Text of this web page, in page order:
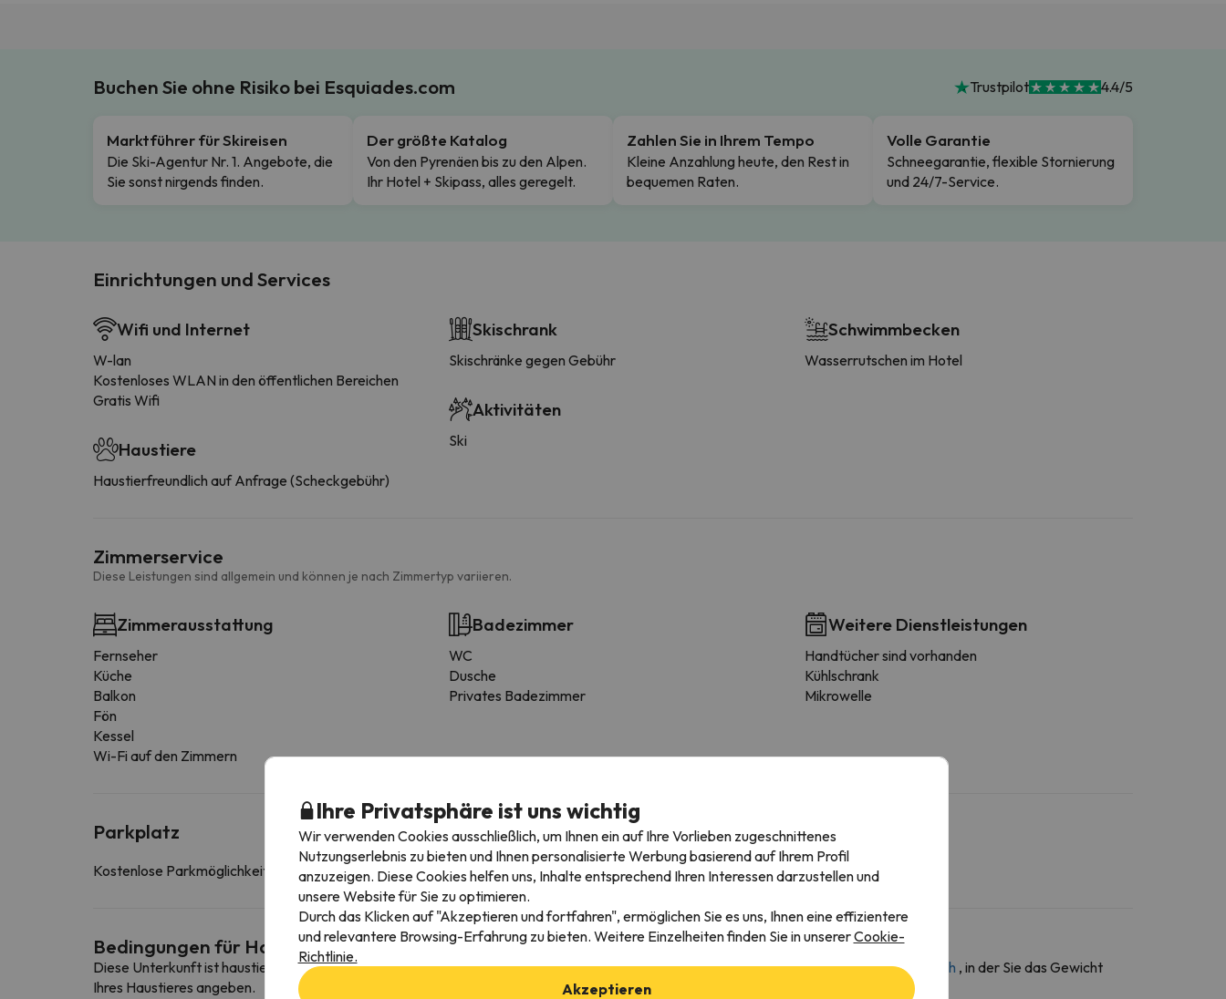
Buchen Sie ohne Risiko bei Esquiades.com Trustpilot 4.4/5
Marktführer für Skireisen
Die Ski-Agentur Nr. 1. Angebote, die
Sie sonst nirgends finden.
Der größte Katalog
Von den Pyrenäen bis zu den Alpen.
Ihr Hotel + Skipass, alles geregelt.
Zahlen Sie in Ihrem Tempo
Kleine Anzahlung heute, den Rest in
bequemen Raten.
Volle Garantie
Schneegarantie, flexible Stornierung
und 24/7-Service.
Einrichtungen und Services
Wifi und Internet
W-lan
Kostenloses WLAN in den öffentlichen Bereichen
Gratis Wifi
Haustiere
Haustierfreundlich auf Anfrage (Scheckgebühr)
Skischrank
Skischränke gegen Gebühr
Aktivitäten
Ski
Schwimmbecken
Wasserrutschen im Hotel
Zimmerservice
Diese Leistungen sind allgemein und können je nach Zimmertyp variieren.
Zimmerausstattung
Fernseher
Küche
Balkon
Fön
Kessel
Wi-Fi auf den Zimmern
Badezimmer
WC
Dusche
Privates Badezimmer
Weitere Dienstleistungen
Handtücher sind vorhanden
Kühlschrank
Mikrowelle
Parkplatz
Kostenlose Parkmöglichkeiten in der Nähe der Unterkunft
Bedingungen für Haustiere
Diese Unterkunft ist haustierfreundlich. Um die Bedingungen einzusehen, senden Sie uns unbedingt eine Nachricht über denKontaktbereich , in der Sie das Gewicht
Ihres Haustieres angeben.
Ihre Privatsphäre ist uns wichtig
Wir verwenden Cookies ausschließlich, um Ihnen ein auf Ihre Vorlieben zugeschnittenes
Nutzungserlebnis zu bieten und Ihnen personalisierte Werbung basierend auf Ihrem Profil
anzuzeigen. Diese Cookies helfen uns, Inhalte entsprechend Ihren Interessen darzustellen und
unsere Website für Sie zu optimieren.
Durch das Klicken auf "Akzeptieren und fortfahren", ermöglichen Sie es uns, Ihnen eine effizientere
und relevantere Browsing-Erfahrung zu bieten. Weitere Einzelheiten finden Sie in unsererCookie-
Richtlinie.
Akzeptieren